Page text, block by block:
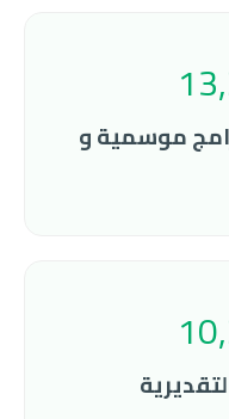
موسمية و